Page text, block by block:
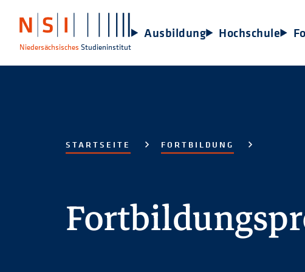
Niedersächsisches Studieninstitut
Ausbildung Hochschule
STARTSEITE FORTBILDUNG